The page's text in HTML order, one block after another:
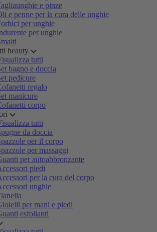
e pinze
e penne per la cura delle unghie
per unghie
per unghie
beauty
tutti
bagno e doccia
pedicure
regalo
manicure
corpo
tutti
da doccia
per il corpo
per massaggi
per autoabbronzante
piedi
per la cura del corpo
unghie
per mani e piedi
esfolianti